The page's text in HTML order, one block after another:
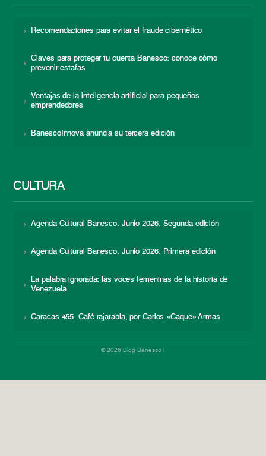
Recomendaciones para evitar el fraude cibernético
Claves para proteger tu cuenta Banesco: conoce cómo
prevenir estafas
Ventajas de la inteligencia artificial para pequeños
emprendedores
BanescoInnova anuncia su tercera edición
CULTURA
Agenda Cultural Banesco. Junio 2026. Segunda edición
Agenda Cultural Banesco. Junio 2026. Primera edición
La palabra ignorada: las voces femeninas de la historia de
Venezuela
Caracas 455: Café rajatabla, por Carlos «Caque» Armas
© 2026 Blog Banesco |